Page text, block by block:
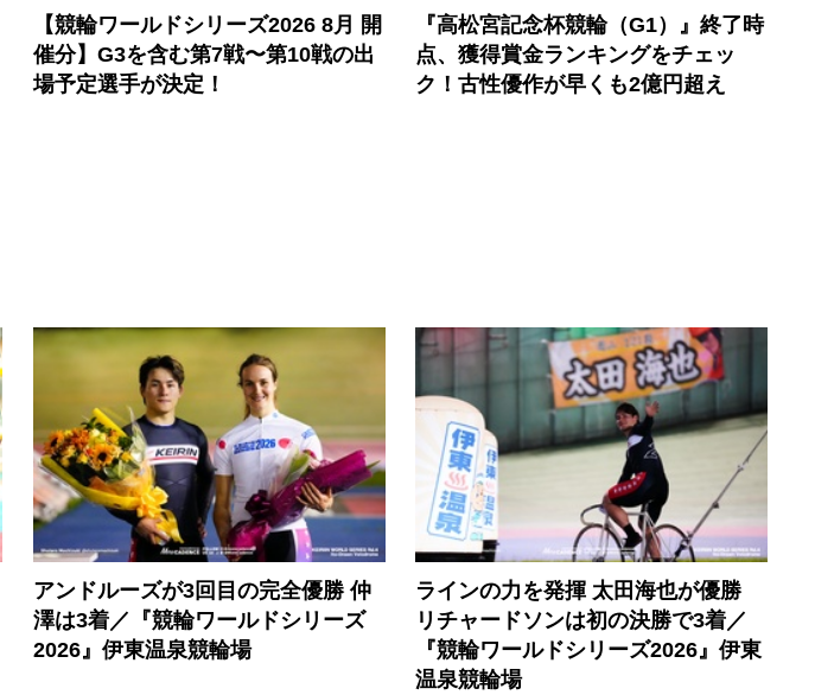
【競輪ワールドシリーズ2026 8月 開
催分】G3を含む第7戦〜第10戦の出
場予定選手が決定！
『高松宮記念杯競輪（G1）』終了時
点、獲得賞金ランキングをチェッ
ク！古性優作が早くも2億円超え
アンドルーズが3回目の完全優勝 仲
澤は3着／『競輪ワールドシリーズ
2026』伊東温泉競輪場
ラインの力を発揮 太田海也が優勝
リチャードソンは初の決勝で3着／
『競輪ワールドシリーズ2026』伊東
温泉競輪場